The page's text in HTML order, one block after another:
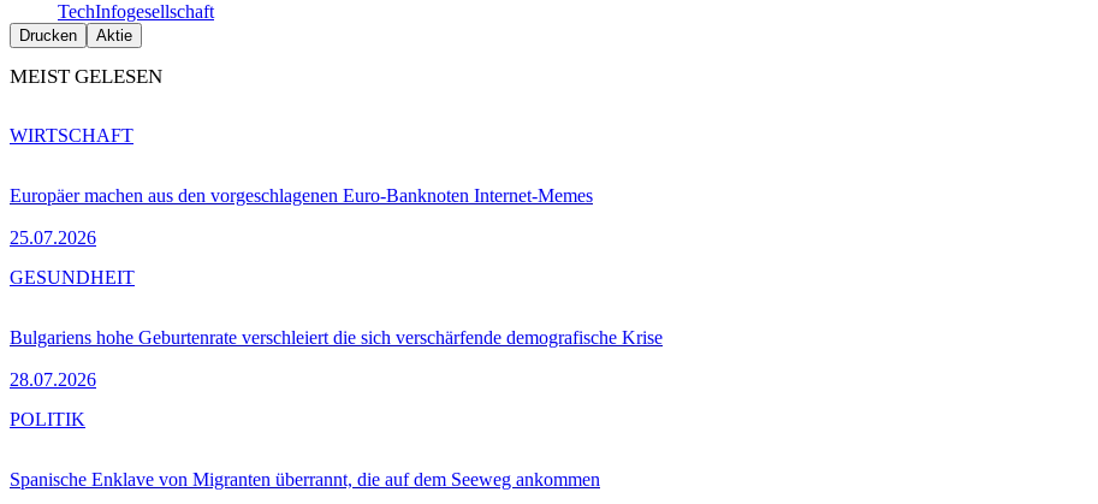
TechInfogesellschaft
Drucken Aktie
MEIST GELESEN
Europäer machen aus den vorgeschlagenen Euro-Banknoten Internet-Memes
25.07.2026
WIRTSCHAFT
Bulgariens hohe Geburtenrate verschleiert die sich verschärfende demografische Krise
28.07.2026
GESUNDHEIT
Spanische Enklave von Migranten überrannt, die auf dem Seeweg ankommen
POLITIK